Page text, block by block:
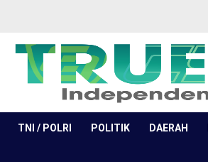
TNI / POLRI POLITIK DAERAH